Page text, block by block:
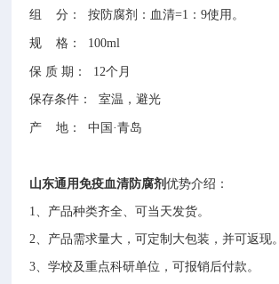
组 分： 按防腐剂：血清=1：9使用。
规 格： 100ml
保 质 期： 12个月
保存条件： 室温，避光
产 地： 中国 ·青岛
山东通用免疫血清防腐剂优势介绍：
1、 产品种类齐全、可当天发货。
2、 产品需求量大，可定制大包装，并可返现。
3、学校及重点科研单位，可报销后付款。